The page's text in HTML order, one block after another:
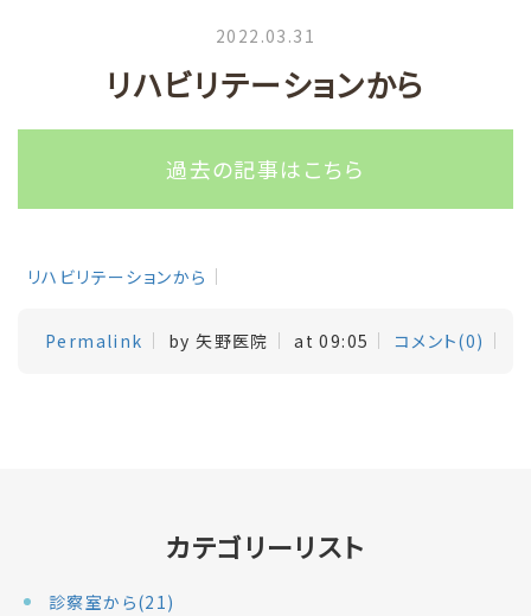
2022.03.31
リハビリテーションから
過去の記事はこちら
リハビリテーションから
Permalink by 矢野医院 at 09:05 コメント(0)
カテゴリーリスト
診察室から(21)